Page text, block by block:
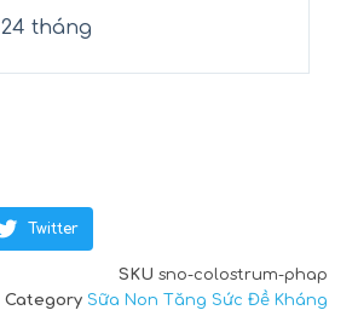
24 tháng
Twitter
SKU sno-colostrum-phap
Category Sữa Non Tăng Sức Đề Kháng